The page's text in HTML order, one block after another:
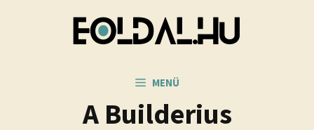
MENÜ
A Builderius